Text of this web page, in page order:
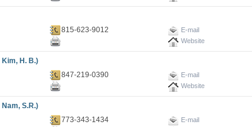
815-623-9012
E-mail
Website
Kim, H. B.)
847-219-0390
E-mail
Website
Nam, S.R.)
773-343-1434
E-mail